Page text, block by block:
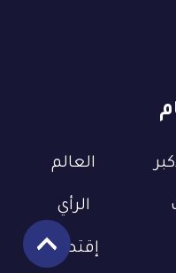
العالم
الرأي
إقتصاد